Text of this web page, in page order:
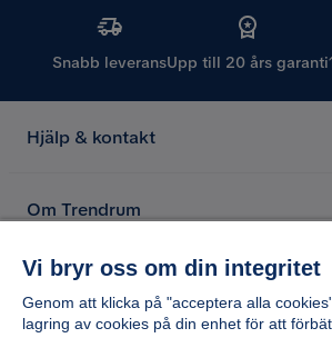
Snabb leveransUpp till 20 års garanti
Hjälp & kontakt
Om Trendrum
Vi bryr oss om din integritet
Genom att klicka på "acceptera alla
lagring av cookies på din enhet för att